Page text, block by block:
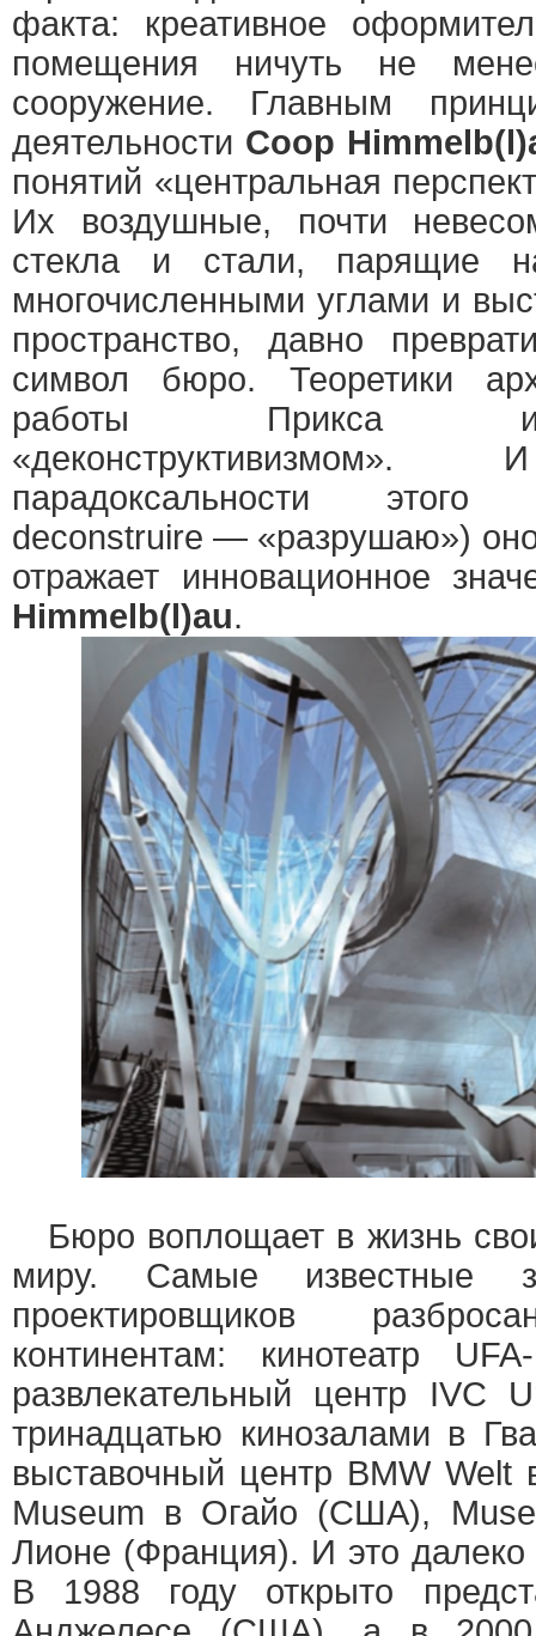
факта: креативное
помещения ничуть не
сооружение. Главным
деятельности Coop
понятий «центральная
Их воздушные, почти
стекла и стали, парящие
многочисленными углами и
пространство, давно
символ бюро. Теоретики
работы Прикса и
парадоксальности
deconstruire — «разрушаю»)
отражает инновационное
Himmelb(l)au.
Бюро воплощает в жизнь
миру. Самые известные
проектировщиков
континентам: кинотеатр
развлекательный центр IVC
тринадцатью кинозалами в
выставочный центр BMW
Museum в Огайо (США),
Лионе (Франция). И это
В 1988 году открыто